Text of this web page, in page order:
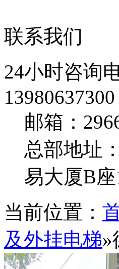
联系我们
24小时咨询
13980637300
邮箱：
总部地址
易大厦B
当前位置：
及外挂电梯»